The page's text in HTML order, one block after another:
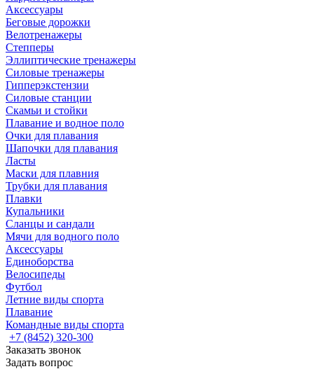
Аксессуары
Беговые дорожки
Велотренажеры
Степперы
Эллиптические тренажеры
Силовые тренажеры
Гипперэкстензии
Силовые станции
Скамьи и стойки
Плавание и водное поло
Очки для плавания
Шапочки для плавания
Ласты
Маски для плавния
Трубки для плавания
Плавки
Купальники
Сланцы и сандали
Мячи для водного поло
Аксессуары
Единоборства
Велосипеды
Футбол
Летние виды спорта
Плавание
Командные виды спорта
+7 (8452) 320-300
Заказать звонок
Задать вопрос